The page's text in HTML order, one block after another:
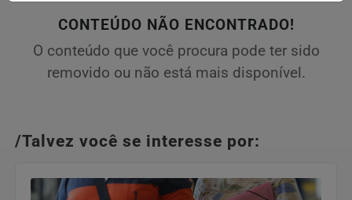
CONTEÚDO NÃO ENCONTRADO!
O conteúdo que você procura pode ter sido
removido ou não está mais disponível.
/Talvez você se interesse por: